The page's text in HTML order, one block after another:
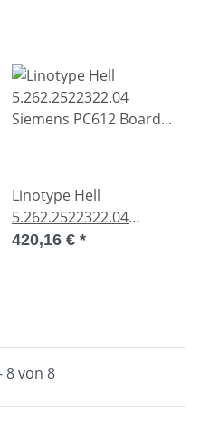
Linotype Hell
5.262.2522322.04
Siemens PC612 Board
420,16 € *
8 von 8